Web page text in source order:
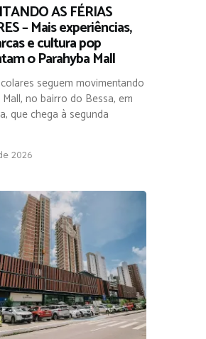
AS FÉRIAS
– Mais experiências,
e cultura pop
o Parahyba Mall
seguem movimentando
no bairro do Bessa, em
que chega à segunda
2026